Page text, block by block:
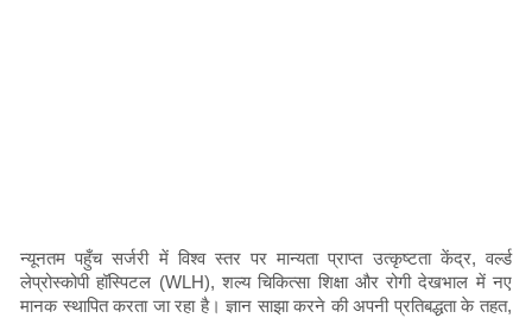
न्यूनतम पहुँच सर्जरी में विश्व स्तर पर मान्यता प्राप्त उत्कृष्टता केंद्र, वर्ल्ड
लेप्रोस्कोपी हॉस्पिटल (WLH), शल्य चिकित्सा शिक्षा और रोगी देखभाल में नए
मानक स्थापित करता जा रहा है। ज्ञान साझा करने की अपनी प्रतिबद्धता के तहत,